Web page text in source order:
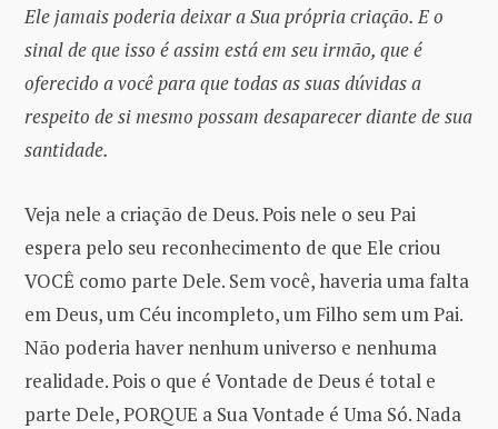
Ele jamais poderia deixar a Sua própria criação. E o
sinal de que isso é assim está em seu irmão, que é
oferecido a você para que todas as suas dúvidas a
respeito de si mesmo possam desaparecer diante de sua
santidade.
Veja nele a criação de Deus. Pois nele o seu Pai
espera pelo seu reconhecimento de que Ele criou
VOCÊ como parte Dele. Sem você, haveria uma falta
em Deus, um Céu incompleto, um Filho sem um Pai.
Não poderia haver nenhum universo e nenhuma
realidade. Pois o que é Vontade de Deus é total e
parte Dele, PORQUE a Sua Vontade é Uma Só. Nada